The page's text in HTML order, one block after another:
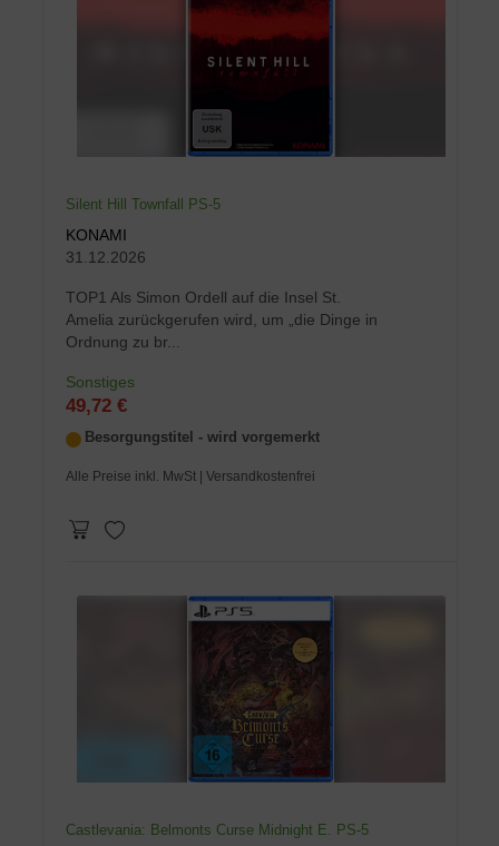
Silent Hill Townfall PS-5
KONAMI
31.12.2026
TOP1 Als Simon Ordell auf die Insel St.
Amelia zurückgerufen wird, um „die Dinge in
Ordnung zu br...
Sonstiges
49,72 €
Besorgungstitel - wird vorgemerkt
Alle Preise inkl. MwSt | Versandkostenfrei
Castlevania: Belmonts Curse Midnight E. PS-5